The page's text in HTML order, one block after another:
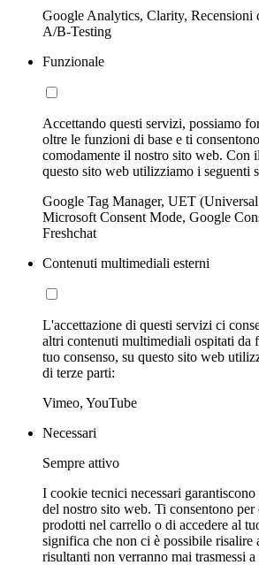
Google Analytics, Clarity, Recensioni
A/B-Testing
Funzionale
Accettando questi servizi, possiamo
oltre le funzioni di base e ti
comodamente il nostro sito web. Con
questo sito web utilizziamo i seguenti
Google Tag Manager, UET
Microsoft Consent Mode, Google
Freshchat
Contenuti multimediali esterni
L'accettazione di questi servizi ci
altri contenuti multimediali ospitati da
tuo consenso, su questo sito web
di terze parti:
Vimeo, YouTube
Necessari
Sempre attivo
I cookie tecnici necessari
del nostro sito web. Ti consentono per
prodotti nel carrello o di accedere al
significa che non ci è possibile risalire
risultanti non verranno mai trasmessi a